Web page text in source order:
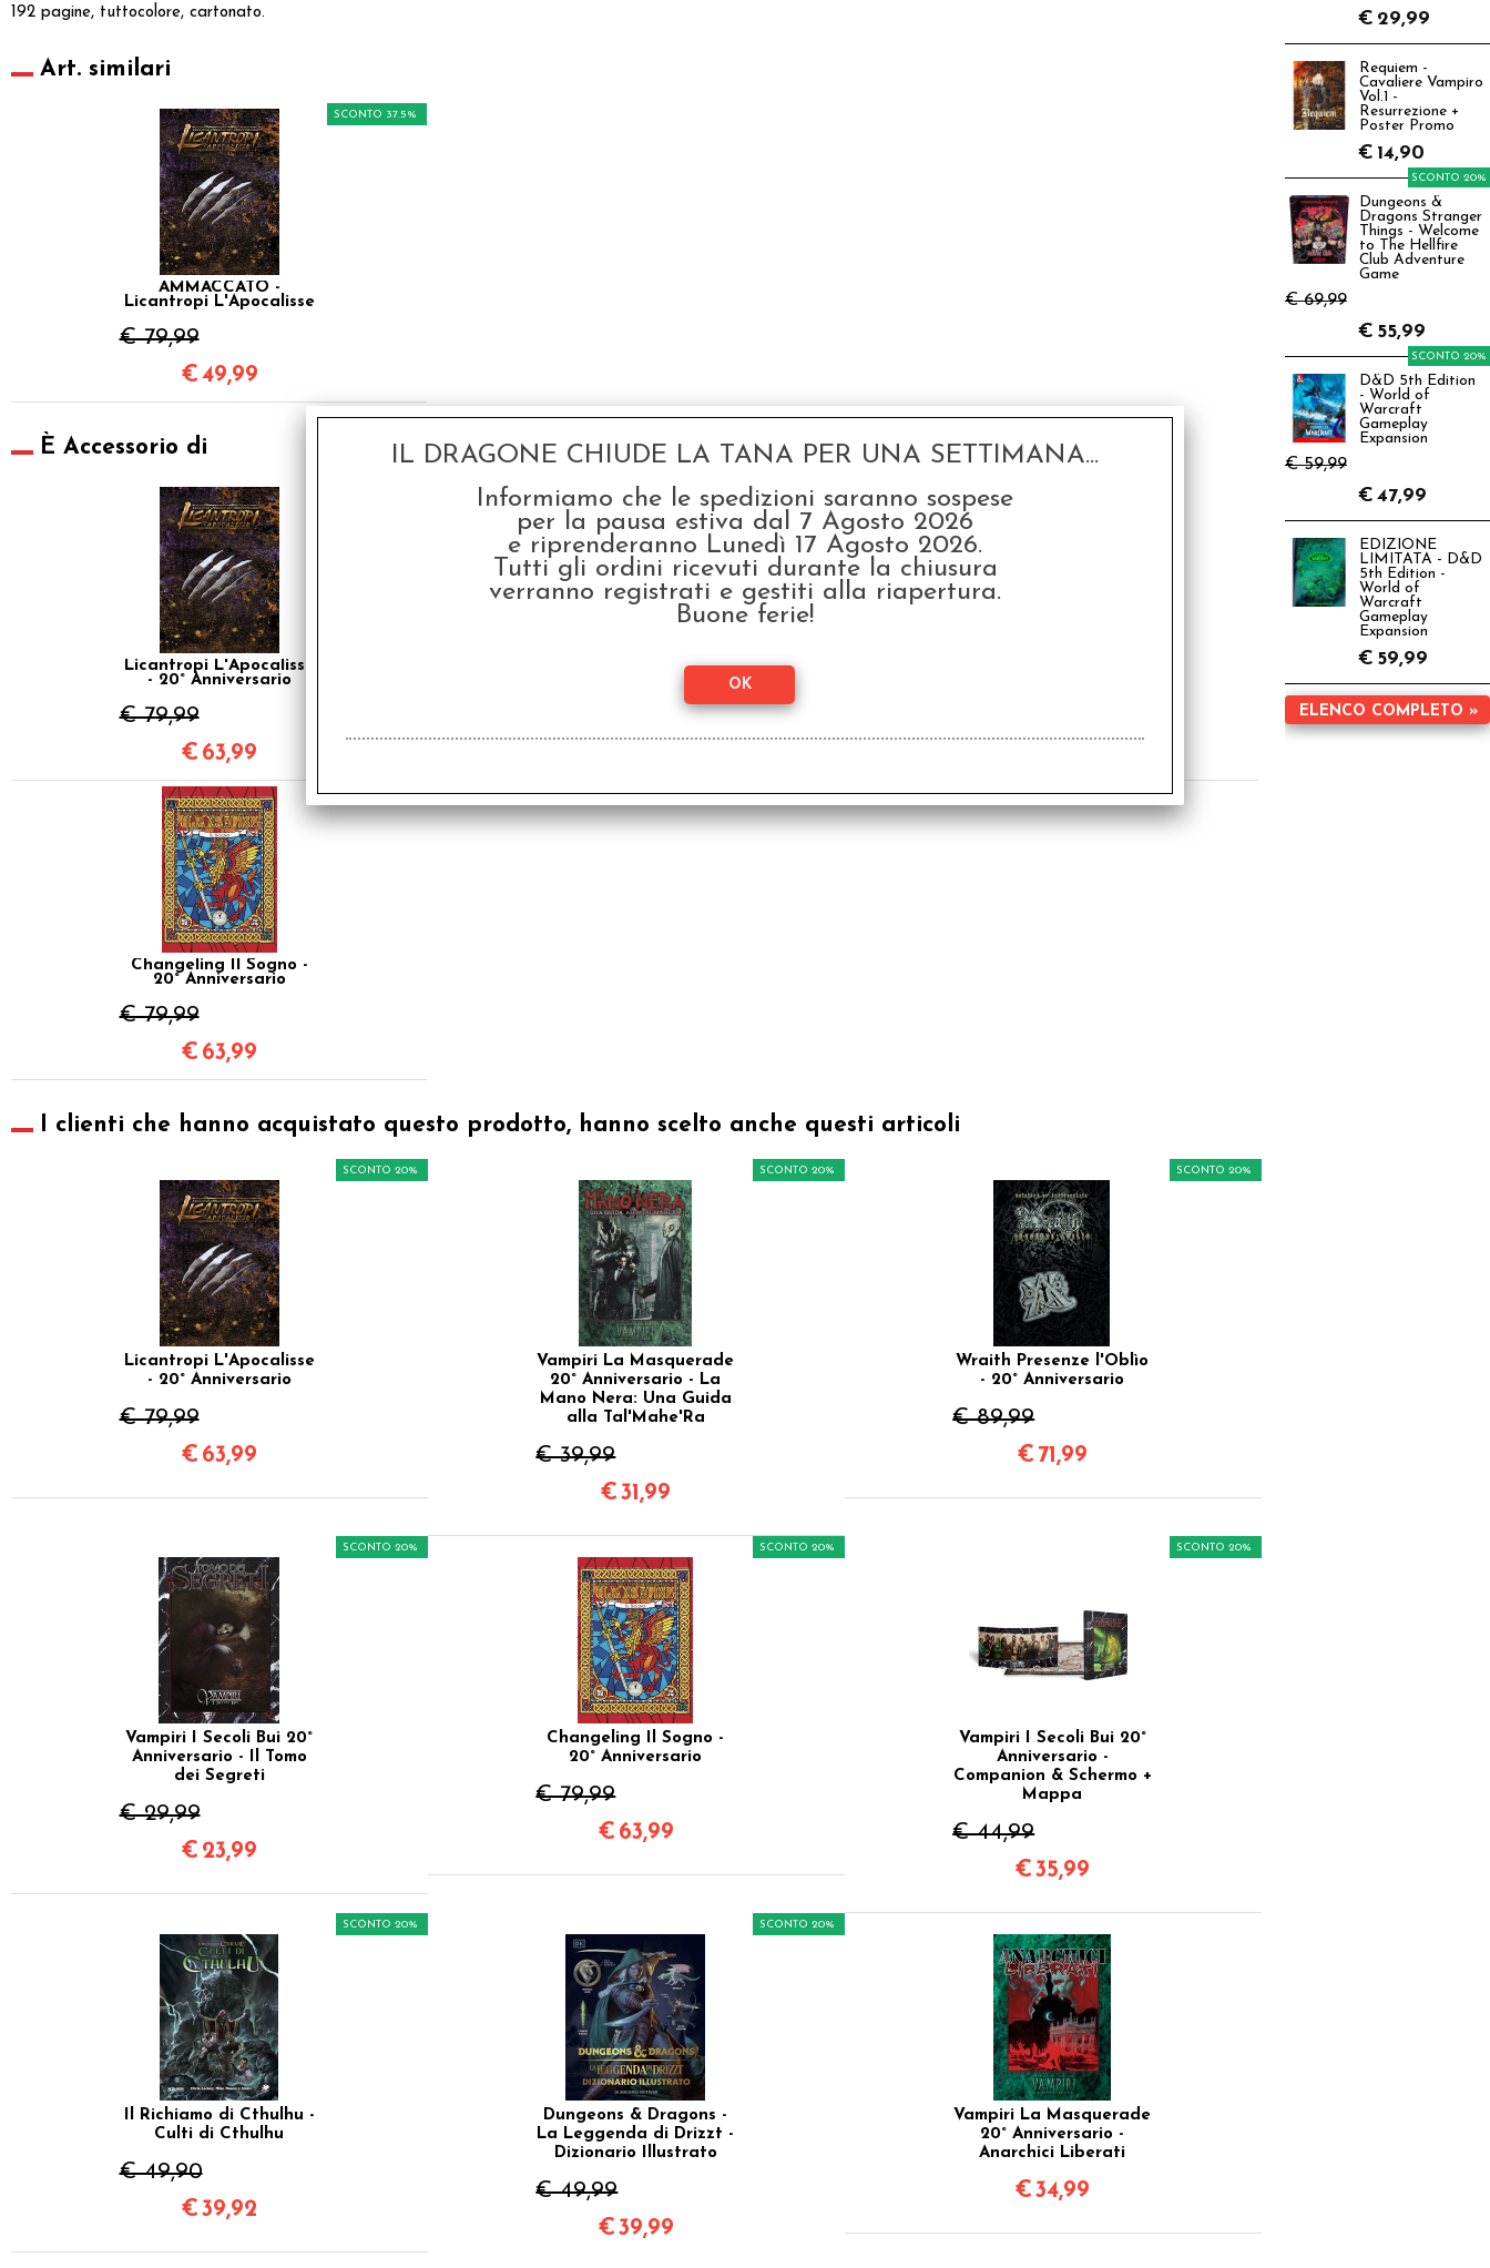
192 pagine, tuttocolore, cartonato.
Art. similari
AMMACCATO -
Licantropi L'Apocalisse
€ 79,99
SCONTO 37.5%
€49,99
È Accessorio di
Licantropi L'Apocalisse
- 20° Anniversario
€ 79,99
€ 63,99
Vampiri La Masquerade
SCONTO 20%
€99,99
Changeling Il Sogno -
20° Anniversario
€ 79,99
SCONTO 20%
€ 63,99
I clienti che hanno acquistato questo prodotto, hanno scelto anche questi articoli
Licantropi L'Apocalisse
- 20° Anniversario
€ 79,99
SCONTO 20%
€ 63,99
Vampiri La Masquerade
20° Anniversario - La
Mano Nera: Una Guida
alla Tal'Mahe'Ra
€ 39,99
SCONTO 20%
€ 31,99
Wraith Presenze l'Oblìo
- 20° Anniversario
€ 89,99
SCONTO 20%
€ 71,99
Vampiri I Secoli Bui 20°
Anniversario - Il Tomo
dei Segreti
€ 29,99
SCONTO 20%
€ 23,99
Changeling Il Sogno -
20° Anniversario
€ 79,99
SCONTO 20%
€ 63,99
Vampiri I Secoli Bui 20°
Anniversario -
Companion & Schermo +
Mappa
€ 44,99
SCONTO 20%
€ 35,99
Il Richiamo di Cthulhu -
Culti di Cthulhu
€ 49,90
SCONTO 20%
€39,92
Dungeons & Dragons -
La Leggenda di Drizzt -
Dizionario Illustrato
€ 49,99
SCONTO 20%
€39,99
Vampiri La Masquerade
20° Anniversario -
Anarchici Liberati
€ 34,99
€ 29,99
Requiem -
Cavaliere Vampiro
Vol.1 -
Resurrezione +
Poster Promo
€ 14,90
Dungeons &
Dragons Stranger
Things - Welcome
to The Hellfire
Club Adventure
Game
€ 69,99
SCONTO 20%
€ 55,99
D&D 5th Edition
- World of
Warcraft
Gameplay
Expansion
€ 59,99
SCONTO 20%
€ 47,99
EDIZIONE
LIMITATA - D&D
5th Edition -
World of
Warcraft
Gameplay
Expansion
€ 59,99
ELENCO COMPLETO »
IL DRAGONE CHIUDE LA TANA PER UNA SETTIMANA...
Informiamo che le spedizioni saranno sospese
per la pausa estiva dal 7 Agosto 2026
e riprenderanno Lunedì 17 Agosto 2026.
Tutti gli ordini ricevuti durante la chiusura
verranno registrati e gestiti alla riapertura.
Buone ferie!